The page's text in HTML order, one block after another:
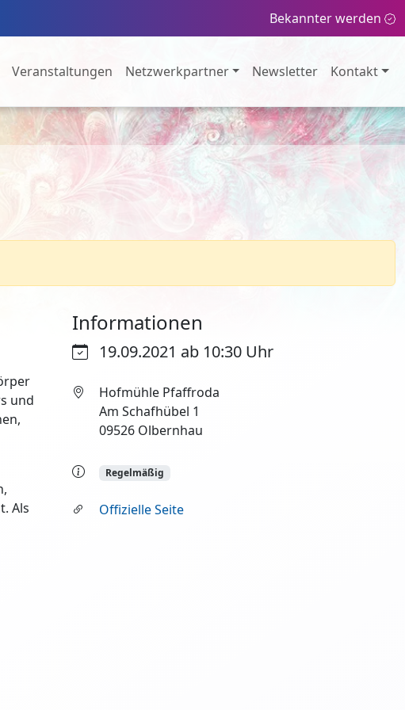
Bekannter werden
Veranstaltungen Netzwerkpartner Newsletter Kontakt
Informationen
19.09.2021 ab 10:30 Uhr
Hofmühle Pfaffroda
Am Schafhübel 1
09526 Olbernhau
Regelmäßig
Offizielle Seite
und
Als